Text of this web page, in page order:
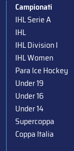
Campionati
IHL Serie A
IHL
IHL Division I
IHL Women
Para Ice Hockey
Under 19
Under 16
Under 14
Supercoppa
Coppa Italia